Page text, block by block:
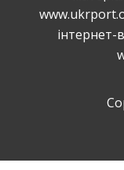
інтернет-